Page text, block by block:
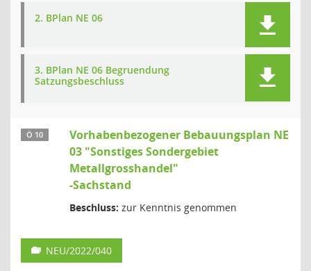
2. BPlan NE 06
3. BPlan NE 06 Begruendung
Satzungsbeschluss
Ö 10
Vorhabenbezogener Bebauungsplan NE
03 "Sonstiges Sondergebiet
Metallgrosshandel"
-Sachstand
Beschluss: zur Kenntnis genommen
NEU/2022/040